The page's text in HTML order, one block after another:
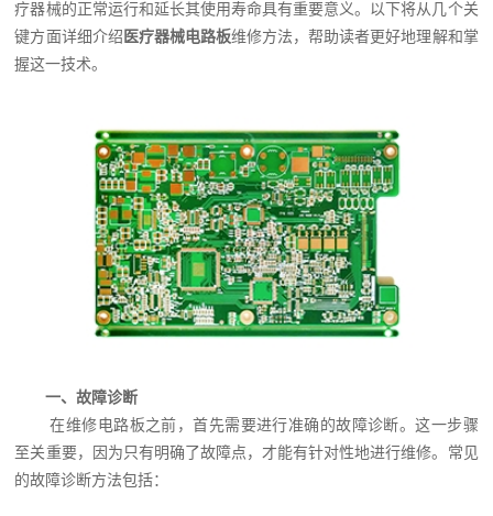
疗器械的正常运行和延长其使用寿命具有重要意义。以下将从几个关
键方面详细介绍 医疗器械电路板维修方法，帮助读者更好地理解和掌
握这一技术。
一、故障诊断
在维修电路板之前，首先需要进行准确的故障诊断。这一步骤
至关重要，因为只有明确了故障点，才能有针对性地进行维修。常见
的故障诊断方法包括：